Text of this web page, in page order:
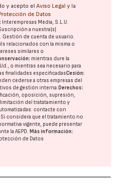
y acepto elAviso Legal y la
de Datos
Interempresas Media, S.L.U.
a nuestra(s)
Gestión de cuenta de usuario.
relacionados con la misma o
similares o
mientras dure la
o mientras sea necesario para
las finalidades especificadasCesión:
cederse a otras empresas del
de gestión interna. Derechos:
oposición, supresión,
del tratatamiento y
contacte con
Si considera que el tratamiento no
vigente, puede presentar
laAEPD. Más información:
de Datos